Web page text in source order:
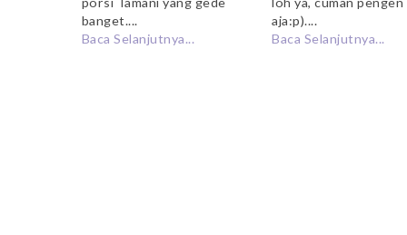
banget....
Baca Selanjutnya...
aja:p)....
Baca Selanjutnya...